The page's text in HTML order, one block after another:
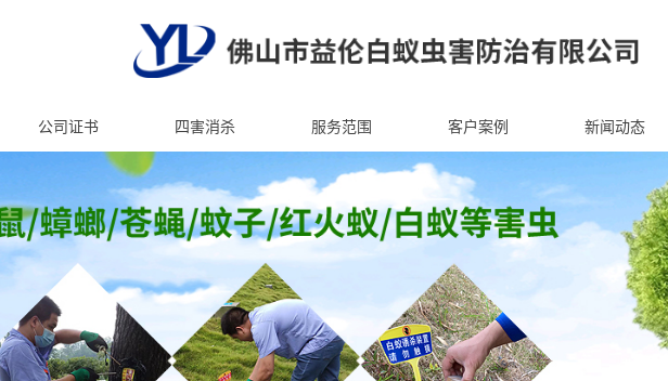
公司证书 四害消杀 服务范围 客户案例 新闻动态